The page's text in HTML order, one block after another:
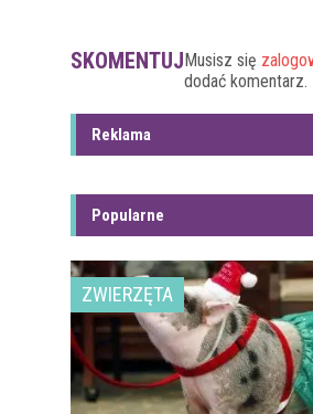
SKOMENTUJMusisz się
dodać komentarz.
Reklama
Popularne
ZWIERZĘTA